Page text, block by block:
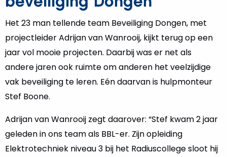
Het 23 man tellende team Beveiliging Dongen, met
projectleider Adrijan van Wanrooij, kijkt terug op een
jaar vol mooie projecten. Daarbij was er net als
andere jaren ook ruimte om anderen het veelzijdige
vak beveiliging te leren. Eén daarvan is hulpmonteur
Stef Boone.
Adrijan van Wanrooij zegt daarover: “Stef kwam 2 jaar
geleden in ons team als BBL-er. Zijn opleiding
Elektrotechniek niveau 3 bij het Radiuscollege sloot hij